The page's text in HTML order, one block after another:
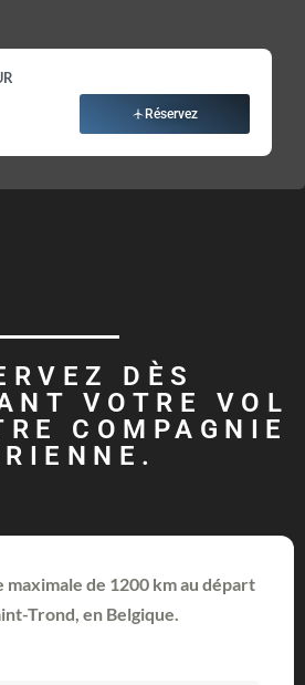
Réservez
DÈS
VOTRE VOL
COMPAGNIE
maximale de 1200 km au départ
Trond, en Belgique.